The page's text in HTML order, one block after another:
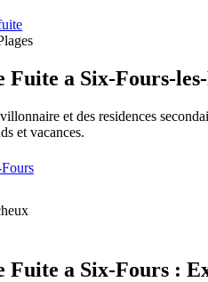
Fuite a Six-Fours-
et des residences
et vacances.
Fuite a Six-Fours :